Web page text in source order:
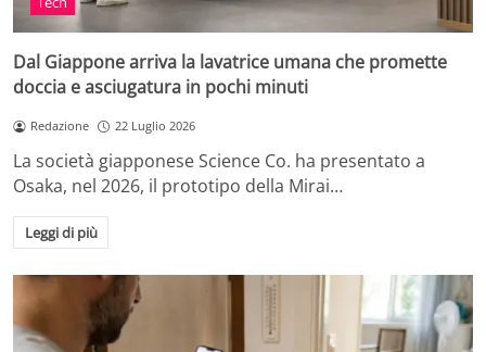
Dal Giappone arriva la lavatrice umana che promette
doccia e asciugatura in pochi minuti
Redazione 22 Luglio 2026
La società giapponese Science Co. ha presentato a
Osaka, nel 2026, il prototipo della Mirai…
Leggi di più